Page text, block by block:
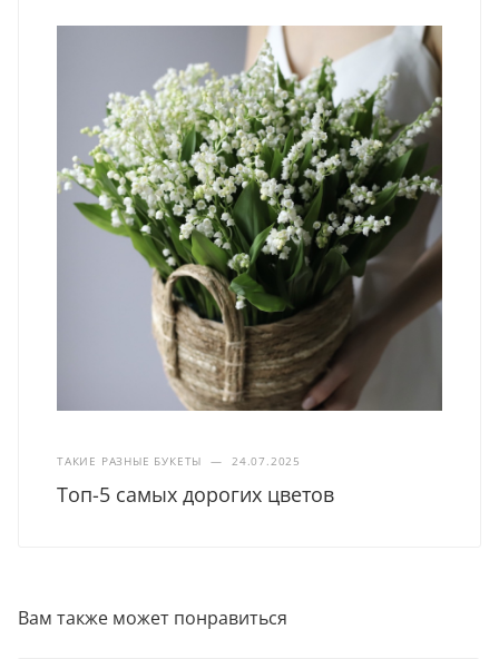
ТАКИЕ РАЗНЫЕ БУКЕТЫ — 24.07.2025
Топ-5 самых дорогих цветов
Вам также может понравиться